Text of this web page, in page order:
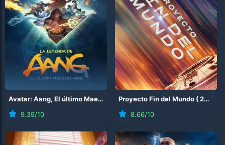
Avatar: Aang, El último Maestro Aire (2026)
9.39/10
Proyecto Fin del Mundo (2026
8.66/10